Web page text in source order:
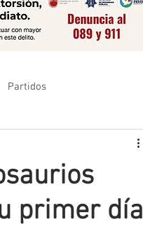
Partidos
primer día